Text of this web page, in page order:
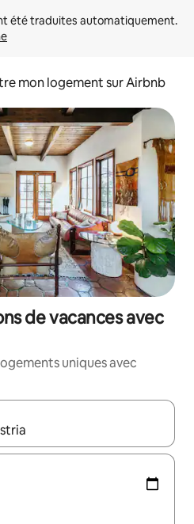
mon logement sur Airbnb
de vacances avec
uniques avec
utilisez les flèches vers le